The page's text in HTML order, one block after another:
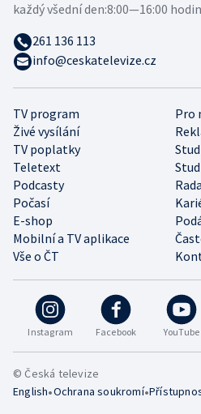
Instagram Facebook YouTube
TV program
Pro
Živé vysílání
TV poplatky
Teletext
Podcasty
Počasí
E-shop
Mobilní a TV aplikace
Vše o ČT
každý všední den:8:00—16:00 hodin
261 136 113
info@ceskatelevize.cz
© Česká televize
English•Ochrana soukromí•